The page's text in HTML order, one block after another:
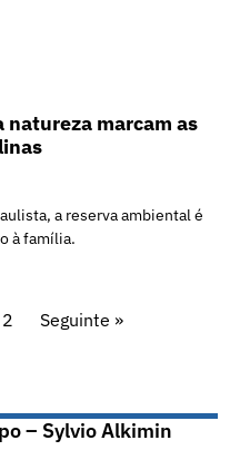
natureza marcam as
a reserva ambiental é
à família.
2 Seguinte »
– Sylvio Alkimin